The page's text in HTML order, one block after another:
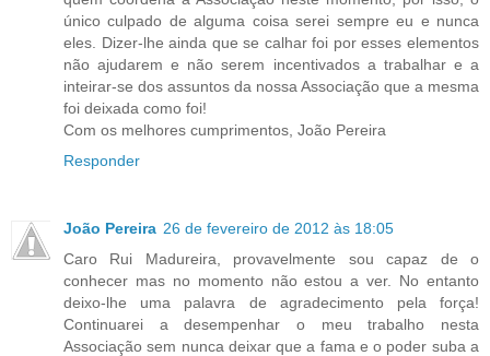
único culpado de alguma coisa serei sempre eu e nunca
eles. Dizer-lhe ainda que se calhar foi por esses elementos
não ajudarem e não serem incentivados a trabalhar e a
inteirar-se dos assuntos da nossa Associação que a mesma
foi deixada como foi!
Com os melhores cumprimentos, João Pereira
Responder
João Pereira 26 de fevereiro de 2012 às 18:05
Caro Rui Madureira, provavelmente sou capaz de o
conhecer mas no momento não estou a ver. No entanto
deixo-lhe uma palavra de agradecimento pela força!
Continuarei a desempenhar o meu trabalho nesta
Associação sem nunca deixar que a fama e o poder suba a